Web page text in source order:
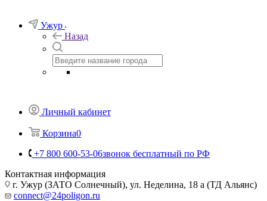
Ужур
Назад
Личный кабинет
Корзина0
+7 800 600-53-06звонок бесплатный по РФ
Контактная информация
г. Ужур (ЗАТО Солнечный), ул. Неделина, 18 а (ТД Альянс)
connect@24poligon.ru